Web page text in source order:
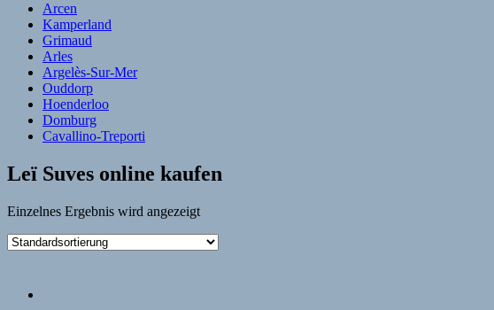
Arcen
Kamperland
Grimaud
Arles
Argelès-Sur-Mer
Ouddorp
Hoenderloo
Domburg
Cavallino-Treporti
Leï Suves online kaufen
Einzelnes Ergebnis wird angezeigt